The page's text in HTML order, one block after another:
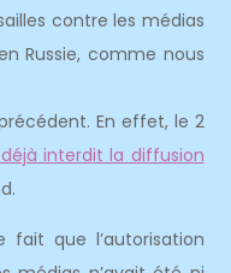
contre les médias
Russie, comme nous
En effet, le 2
interdit la diffusion
fait que l’autorisation